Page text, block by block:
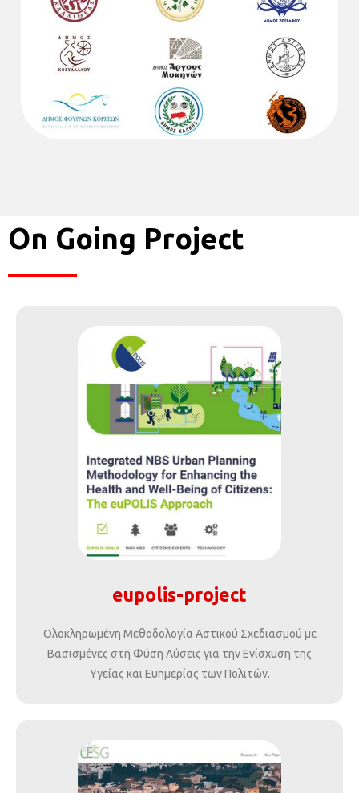
On Going Project
eupolis-project
Ολοκληρωμένη Μεθοδολογία Αστικού Σχεδιασμού με
Βασισμένες στη Φύση Λύσεις για την Ενίσχυση της
Υγείας και Ευημερίας των Πολιτών.